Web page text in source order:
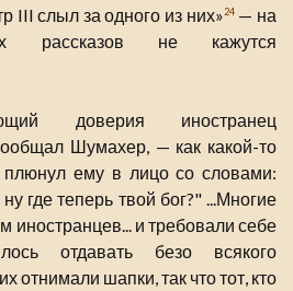
III слыл за одного из них»24— на
рассказов не кажутся
доверия иностранец
Шумахер, — как какой-то
плюнул ему в лицо со словами:
где теперь твой бог?" ...Многие
иностранцев... и требовали себе
отдавать безо всякого
отнимали шапки, так что тот, кто